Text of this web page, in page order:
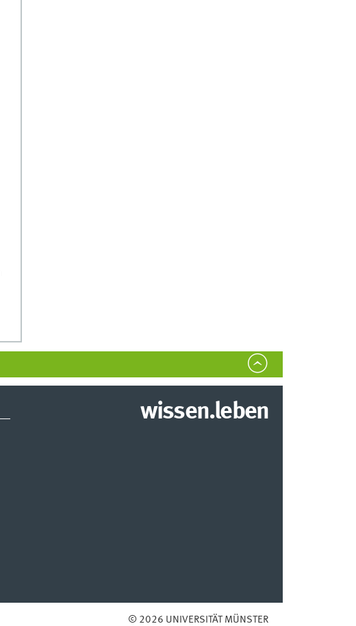
wissen.leben
© 2026 UNIVERSITÄT MÜNSTER